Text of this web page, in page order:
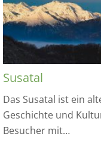
Susatal
Das Susatal ist ein
Geschichte und
Besucher mit…